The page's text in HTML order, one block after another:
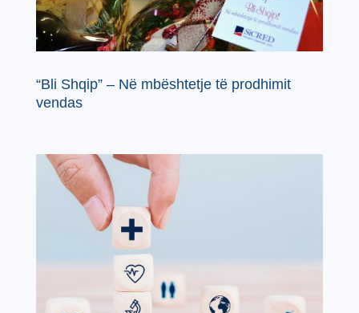
“Bli Shqip” – Në mbështetje të prodhimit
vendas